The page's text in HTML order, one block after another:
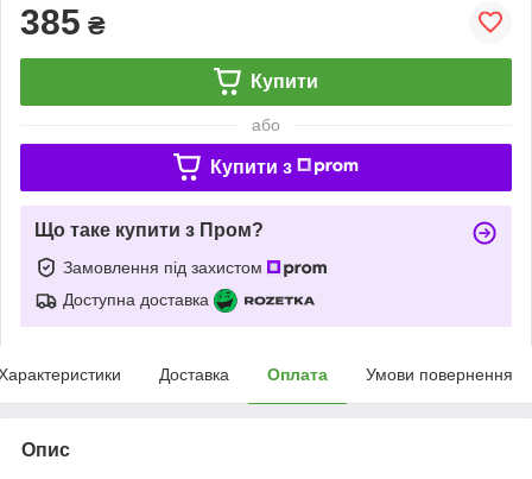
385 ₴
Купити
або
Купити з
Що таке купити з Пром?
Замовлення під захистом
Доступна доставка
Доставка Оплата Умови повернення
Опис